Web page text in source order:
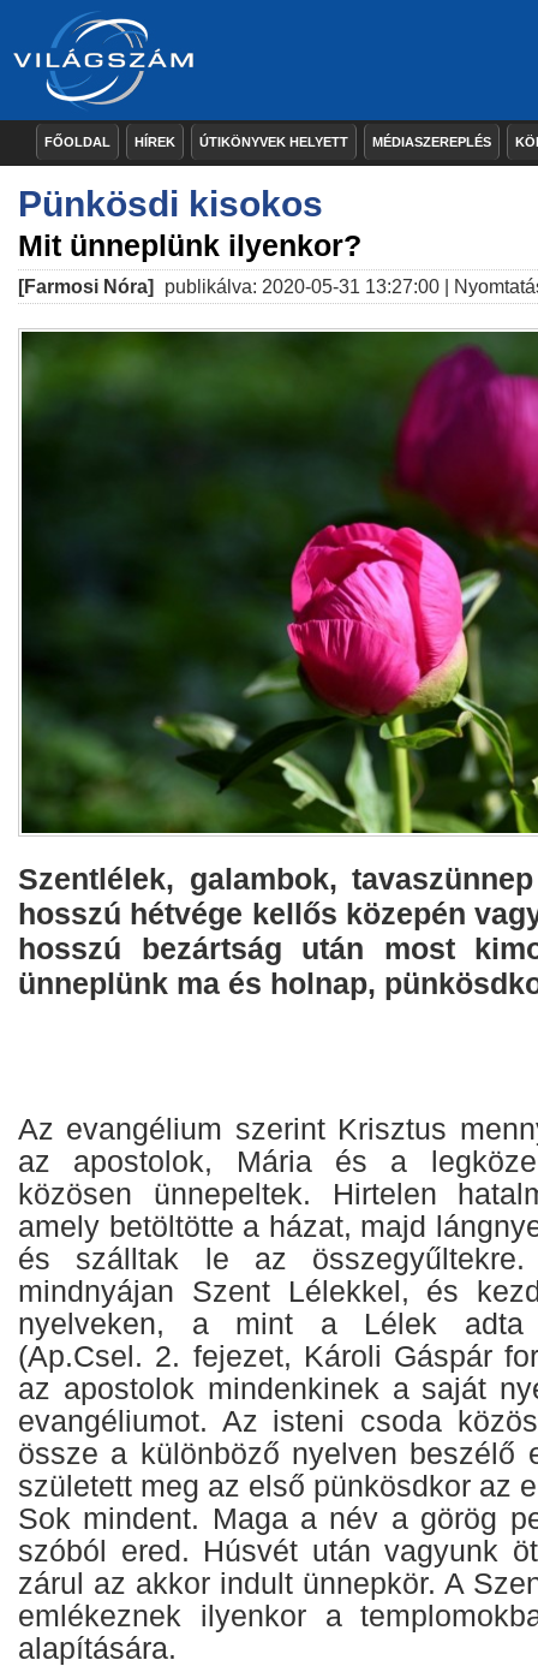
FŐOLDAL HÍREK ÚTIKÖNYVEK HELYETT MÉDIASZEREPLÉS
Pünkösdi kisokos
Mit ünneplünk ilyenkor?
[Farmosi Nóra] publikálva: 2020-05-31 13:27:00 |
Szentlélek, galambok,
hosszú hétvége kellős közepén
hosszú bezártság után most
ünneplünk ma és holnap,
Az evangélium szerint Krisztus
az apostolok, Mária és a
közösen ünnepeltek. Hirtelen
amely betöltötte a házat, majd
és szálltak le az összegyűltekre.
mindnyájan Szent Lélekkel, és
nyelveken, a mint a Lélek adta
(Ap.Csel. 2. fejezet, Károli Gáspár
az apostolok mindenkinek a saját
evangéliumot. Az isteni csoda
össze a különböző nyelven beszélő
született meg az első pünkösdkor az
Sok mindent. Maga a név a görög
szóból ered. Húsvét után vagyunk
zárul az akkor indult ünnepkör. A
emlékeznek ilyenkor a
alapítására.